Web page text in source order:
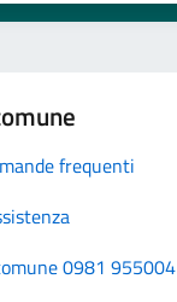
frequenti
0981 955004